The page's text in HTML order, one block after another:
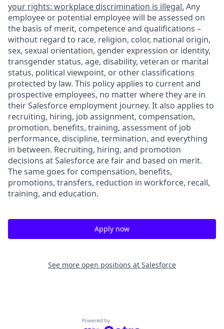
your rights: workplace discrimination is illegal. Any
employee or potential employee will be assessed on
the basis of merit, competence and qualifications –
without regard to race, religion, color, national origin,
sex, sexual orientation, gender expression or identity,
transgender status, age, disability, veteran or marital
status, political viewpoint, or other classifications
protected by law. This policy applies to current and
prospective employees, no matter where they are in
their Salesforce employment journey. It also applies to
recruiting, hiring, job assignment, compensation,
promotion, benefits, training, assessment of job
performance, discipline, termination, and everything
in between. Recruiting, hiring, and promotion
decisions at Salesforce are fair and based on merit.
The same goes for compensation, benefits,
promotions, transfers, reduction in workforce, recall,
training, and education.
Apply now
See more open positions at Salesforce
Powered by Getro.com